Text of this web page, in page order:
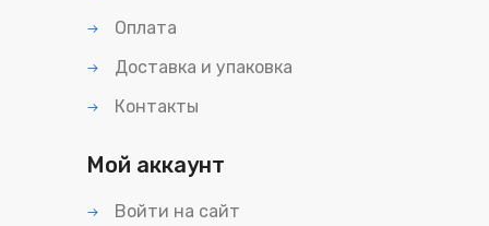
Оплата
Доставка и упаковка
Контакты
Мой аккаунт
Войти на сайт